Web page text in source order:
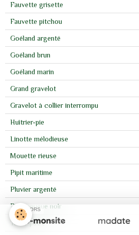
Fauvette grisette
Fauvette pitchou
Goéland argenté
Goéland brun
Goéland marin
Grand gravelot
Gravelot à collier interrompu
Huîtrier-pie
Linotte mélodieuse
Mouette rieuse
Pipit maritime
Pluvier argenté
Rougequeue noir
Tarier pâtre
SPONSORS